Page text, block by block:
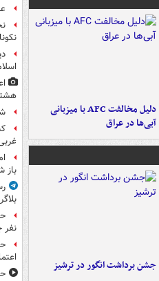
دلیل مخالفت AFC با میزبانی
آبی‌ها در عراق
جشن برداشت انگور در ترشیز
باز
نفر